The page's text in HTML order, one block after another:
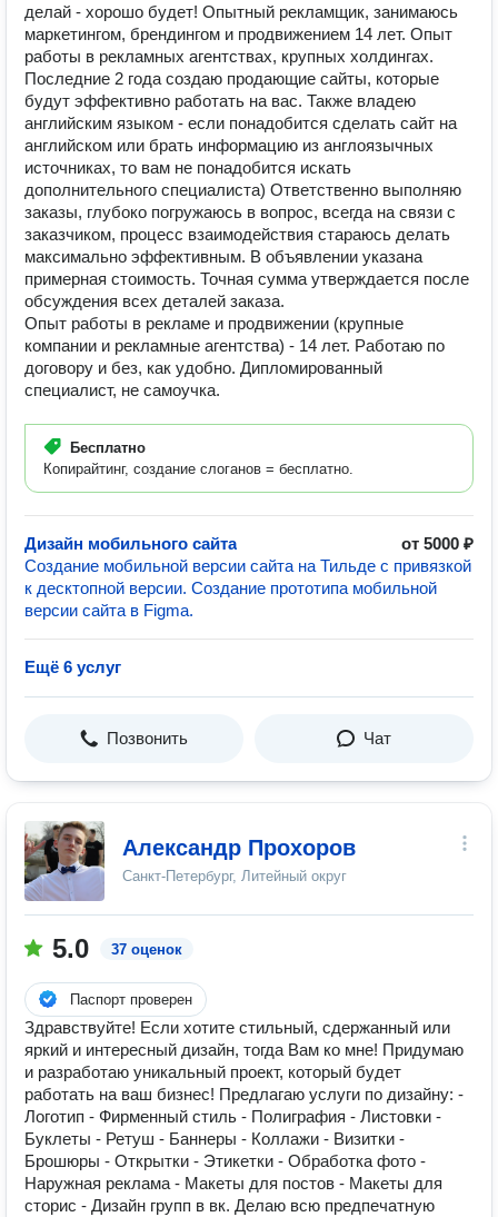
делай - хорошо будет! Опытный рекламщик, занимаюсь
маркетингом, брендингом и продвижением 14 лет. Опыт
работы в рекламных агентствах, крупных холдингах.
Последние 2 года создаю продающие сайты, которые
будут эффективно работать на вас. Также владею
английским языком - если понадобится сделать сайт на
английском или брать информацию из англоязычных
источниках, то вам не понадобится искать
дополнительного специалиста) Ответственно выполняю
заказы, глубоко погружаюсь в вопрос, всегда на связи с
заказчиком, процесс взаимодействия стараюсь делать
максимально эффективным. В объявлении указана
примерная стоимость. Точная сумма утверждается после
обсуждения всех деталей заказа.
Опыт работы в рекламе и продвижении (крупные
компании и рекламные агентства) - 14 лет. Работаю по
договору и без, как удобно. Дипломированный
специалист, не самоучка.
Бесплатно
Копирайтинг, создание слоганов = бесплатно.
Дизайн мобильного сайта
от 5000 ₽
Создание мобильной версии сайта на Тильде с привязкой
к десктопной версии. Создание прототипа мобильной
версии сайта в Figma.
Ещё 6 услуг
Позвонить Чат
Александр Прохоров
Санкт-Петербург, Литейный округ
5.0 37 оценок
Паспорт проверен
Здравствуйте! Если хотите стильный, сдержанный или
яркий и интересный дизайн, тогда Вам ко мне! Придумаю
и разработаю уникальный проект, который будет
работать на ваш бизнес! Предлагаю услуги по дизайну: -
Логотип - Фирменный стиль - Полиграфия - Листовки -
Буклеты - Ретуш - Баннеры - Коллажи - Визитки -
Брошюры - Открытки - Этикетки - Обработка фото -
Наружная реклама - Макеты для постов - Макеты для
сторис - Дизайн групп в вк. Делаю всю предпечатную